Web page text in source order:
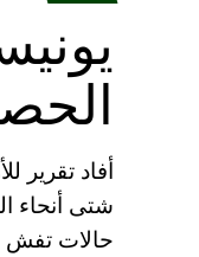
شتى أنحاء
حالات تفش